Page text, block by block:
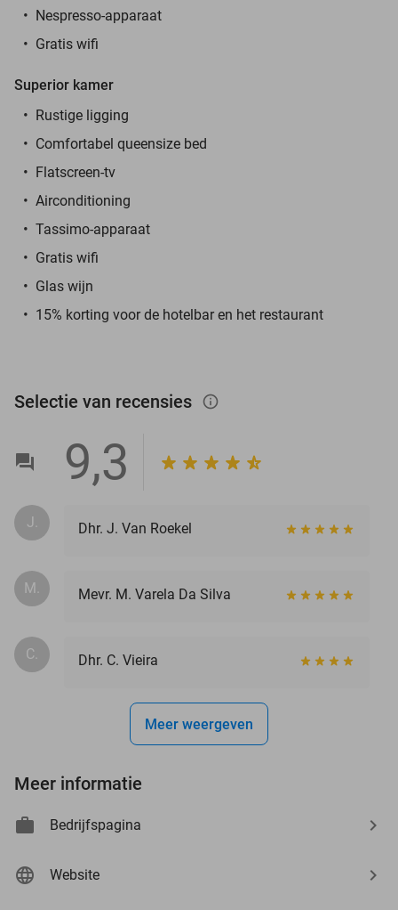
Nespresso-apparaat
Gratis wifi
Superior kamer
Rustige ligging
Comfortabel queensize bed
Flatscreen-tv
Airconditioning
Tassimo-apparaat
Gratis wifi
Glas wijn
15% korting voor de hotelbar en het restaurant
Selectie van recensies info_outlined
9,3
J. Dhr. J. Van Roekel
M. Mevr. M. Varela Da Silva
C. Dhr. C. Vieira
Meer weergeven
Meer informatie
Bedrijfspagina
Website